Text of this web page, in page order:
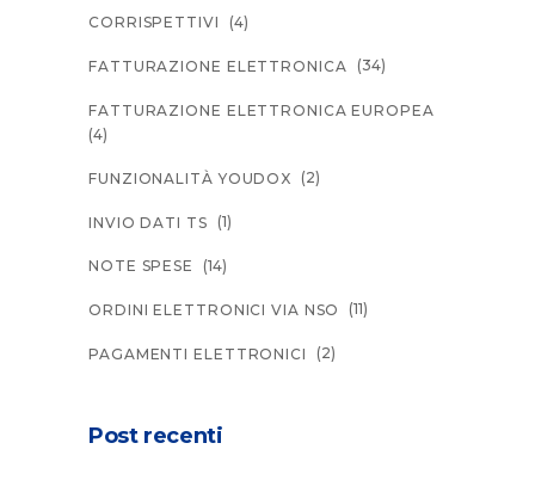
CORRISPETTIVI (4)
FATTURAZIONE ELETTRONICA (34)
FATTURAZIONE ELETTRONICA EUROPEA
(4)
FUNZIONALITÀ YOUDOX (2)
INVIO DATI TS (1)
NOTE SPESE (14)
ORDINI ELETTRONICI VIA NSO (11)
PAGAMENTI ELETTRONICI (2)
Post recenti